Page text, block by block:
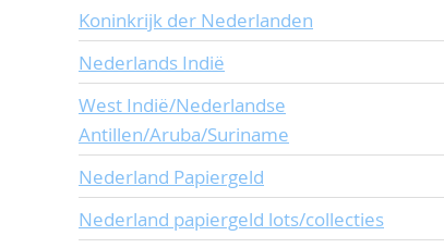
Koninkrijk der Nederlanden
Nederlands Indië
West Indië/Nederlandse
Antillen/Aruba/Suriname
Nederland Papiergeld
Nederland papiergeld lots/collecties